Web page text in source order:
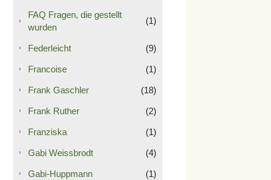
FAQ Fragen, die gestellt
wurden
(1)
Federleicht (9)
Francoise (1)
Frank Gaschler (18)
Frank Ruther (2)
Franziska (1)
Gabi Weissbrodt (4)
Gabi-Huppmann (1)